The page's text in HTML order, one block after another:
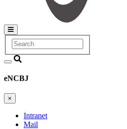
Main
navigation
Search
eNCBJ
×
Intranet
Mail